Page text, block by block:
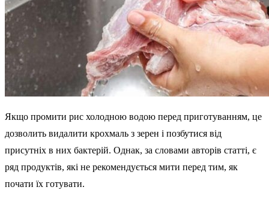
Якщо промити рис холодною водою перед приготуванням, це
дозволить видалити крохмаль з зерен і позбутися від
присутніх в них бактерій. Однак, за словами авторів статті, є
ряд продуктів, які не рекомендується мити перед тим, як
почати їх готувати.